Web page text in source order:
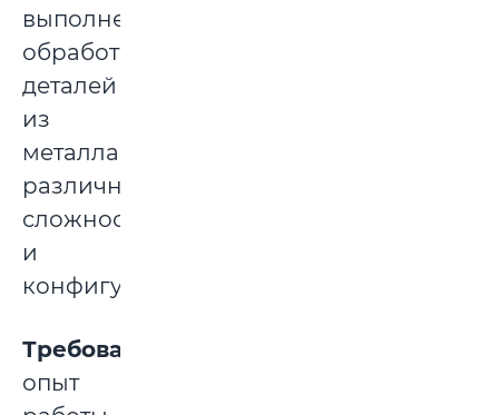
выполнение
обработки
деталей
из
металла
различной
сложности
и
конфигурации.
Требования:
опыт